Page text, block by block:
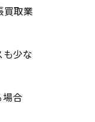
買取業
も少な
場合